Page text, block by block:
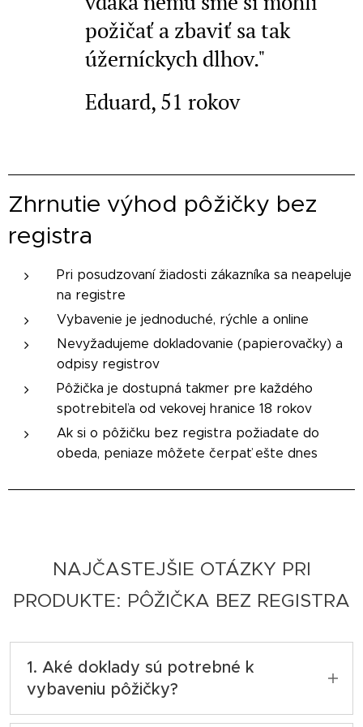
požičať a zbaviť sa tak
úžerníckych dlhov."
Eduard, 51 rokov
Zhrnutie výhod pôžičky bez
registra
Pri posudzovaní žiadosti zákazníka sa neapeluje
na registre
Vybavenie je jednoduché, rýchle a online
Nevyžadujeme dokladovanie (papierovačky) a
odpisy registrov
Pôžička je dostupná takmer pre každého
spotrebiteľa od vekovej hranice 18 rokov
Ak si o pôžičku bez registra požiadate do
obeda, peniaze môžete čerpať ešte dnes
NAJČASTEJŠIE OTÁZKY PRI
PRODUKTE: PÔŽIČKA BEZ REGISTRA
1. Aké doklady sú potrebné k
vybaveniu pôžičky?
Dokladovanie pri produkte pôžičky bez